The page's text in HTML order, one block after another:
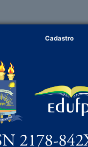
Cadastro